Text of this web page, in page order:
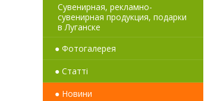
Сувенирная, рекламно-
сувенирная продукция, подарки
в Луганске
● Фотогалерея
● Статті
● Новини